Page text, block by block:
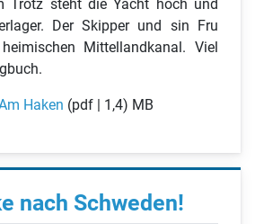
Trotz steht die Yacht hoch und
Der Skipper und sin Fru
Mittellandkanal. Viel
Haken (pdf | 1,4) MB
nach Schweden!